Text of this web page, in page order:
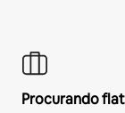
Procurando